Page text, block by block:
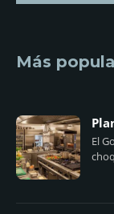
Más
El